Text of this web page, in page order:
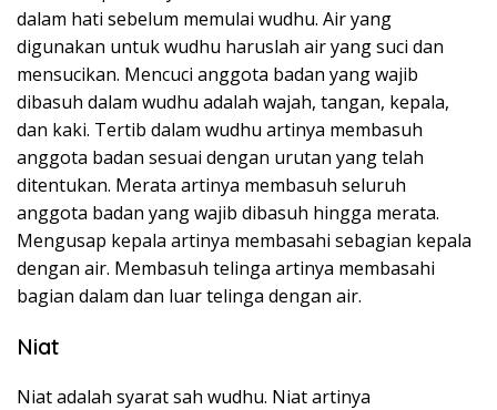
dalam hati sebelum memulai wudhu. Air yang
digunakan untuk wudhu haruslah air yang suci dan
mensucikan. Mencuci anggota badan yang wajib
dibasuh dalam wudhu adalah wajah, tangan, kepala,
dan kaki. Tertib dalam wudhu artinya membasuh
anggota badan sesuai dengan urutan yang telah
ditentukan. Merata artinya membasuh seluruh
anggota badan yang wajib dibasuh hingga merata.
Mengusap kepala artinya membasahi sebagian kepala
dengan air. Membasuh telinga artinya membasahi
bagian dalam dan luar telinga dengan air.
Niat
Niat adalah syarat sah wudhu. Niat artinya